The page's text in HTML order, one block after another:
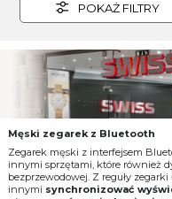
POKAŻ FILTRY
Męski zegarek z Bluetooth
Zegarek męski z interfejsem
innymi sprzętami, które również
bezprzewodowej. Z reguły
innymi synchronizować